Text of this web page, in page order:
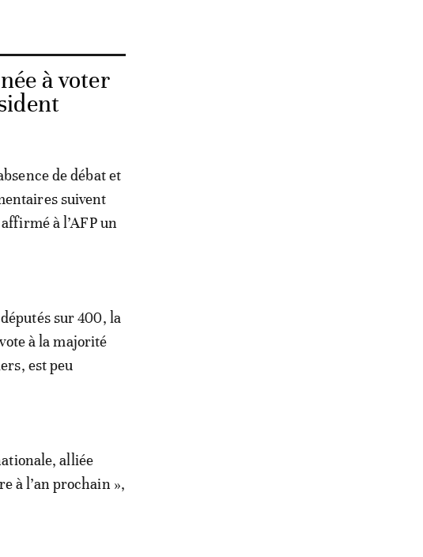
à voter
de débat et
suivent
à l’AFP un
sur 400, la
à la majorité
est peu
alliée
à l’an prochain »,